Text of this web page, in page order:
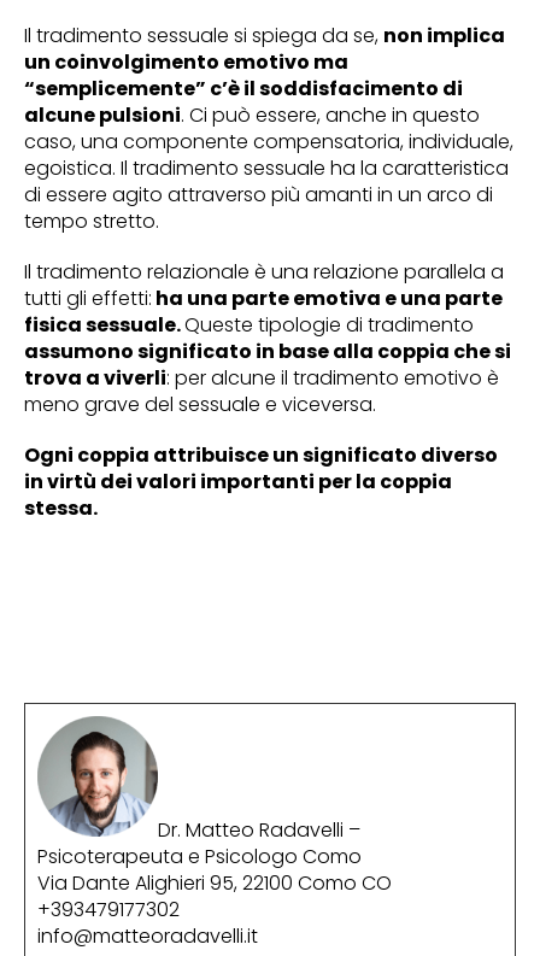
Il tradimento sessuale si spiega da se, non implica
un coinvolgimento emotivo ma
“semplicemente” c’è il soddisfacimento di
alcune pulsioni. Ci può essere, anche in questo
caso, una componente compensatoria, individuale,
egoistica. Il tradimento sessuale ha la caratteristica
di essere agito attraverso più amanti in un arco di
tempo stretto.
Il tradimento relazionale è una relazione parallela a
tutti gli effetti: ha una parte emotiva e una parte
fisica sessuale.Queste tipologie di tradimento
assumono significato in base alla coppia che si
trova a viverli: per alcune il tradimento emotivo è
meno grave del sessuale e viceversa.
Ogni coppia attribuisce un significato diverso
in virtù dei valori importanti per la coppia
stessa.
Dr. Matteo Radavelli –
Psicoterapeuta e Psicologo Como
Via Dante Alighieri 95, 22100 Como CO
+393479177302
info@matteoradavelli.it